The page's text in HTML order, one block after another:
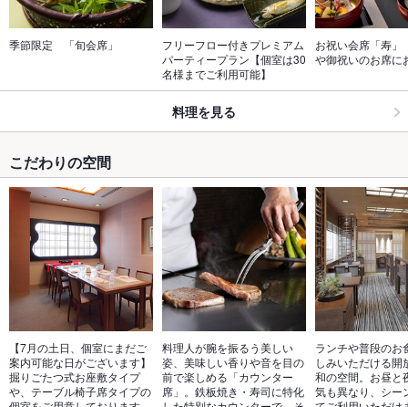
季節限定　「旬会席」
フリーフロー付きプレミアム
パーティープラン【個室は30
名様までご利用可能】
お祝い会席「寿」
や御祝いのお席に
料理を見る
こだわりの空間
【7月の土日、個室にまだご
案内可能な日がございます】
掘りごたつ式お座敷タイプ
や、テーブル椅子席タイプの
料理人が腕を振るう美しい
姿、美味しい香りや音を目の
前で楽しめる「カウンター
席」。鉄板焼き・寿司に特化
ランチや普段のお
しみいただける開
和の空間。お昼と
気も異なり、シー